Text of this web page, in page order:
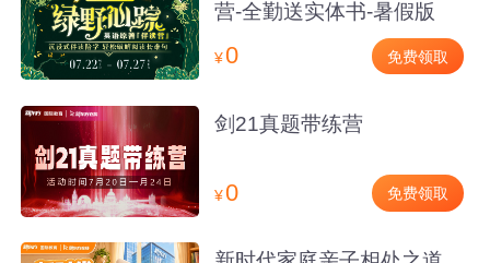
营-全勤送实体书-暑假版
¥0 免费领取
剑21真题带练营
¥0 免费领取